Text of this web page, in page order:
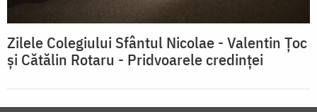
Zilele Colegiului Sfântul Nicolae - Valentin Țoc
și Cătălin Rotaru - Pridvoarele credinței